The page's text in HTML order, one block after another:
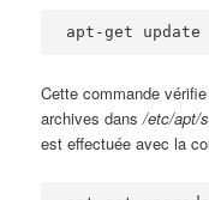
apt-get update
Cette commande
archives dans/etc/apt/
est effectuée avec la